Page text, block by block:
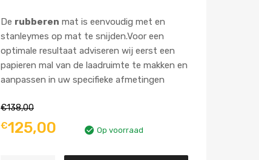
De rubberen mat is eenvoudig met en
stanleymes op mat te snijden.Voor een
optimale resultaat adviseren wij eerst een
papieren mal van de laadruimte te makken en
aanpassen in uw specifieke afmetingen
€138,00
€125,00 Op voorraad